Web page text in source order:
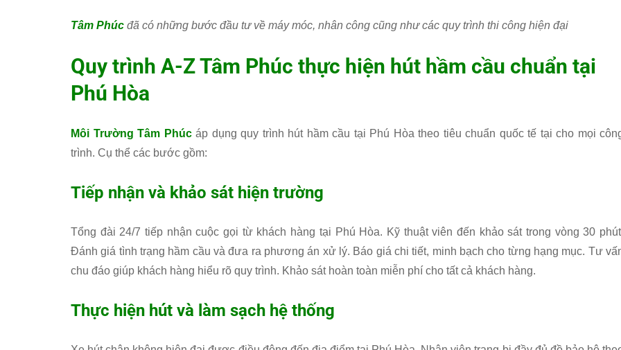
Tâm Phúc đã có những bước đầu tư về máy móc, nhân công cũng như các quy trình thi công hiện đại
Quy trình A-ZTâm Phúc thực hiện hút hầm cầu chuẩn tại
Phú Hòa
Môi Trường Tâm Phúcáp dụng quy trình hút hầm cầu tại Phú Hòa theo tiêu chuẩn quốc tế tại cho mọi
trình. Cụ thể các bước gồm:
Tiếp nhận và khảo sát hiện trường
Tổng đài 24/7 tiếp nhận cuộc gọi từ khách hàng tại Phú Hòa. Kỹ thuật viên đến khảo sát trong vòng 30
Đánh giá tình trạng hầm cầu và đưa ra phương án xử lý. Báo giá chi tiết, minh bạch cho từng hạng mục. Tư
chu đáo giúp khách hàng hiểu rõ quy trình. Khảo sát hoàn toàn miễn phí cho tất cả khách hàng.
Thực hiện hút và làm sạch hệ thống